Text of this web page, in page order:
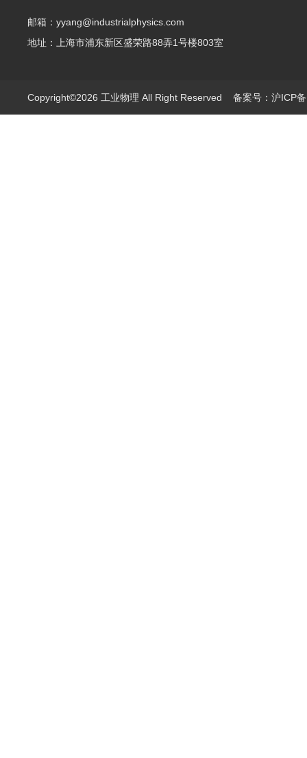
邮箱：yyang@industrialphysics.com
地址：上海市浦东新区盛荣路88弄1号楼803室
Copyright©2026 工业物理 All Right Reserved 备案号：沪ICP